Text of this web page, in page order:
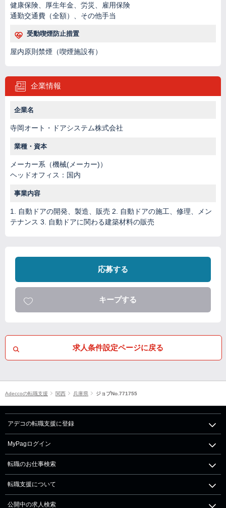
健康保険、厚生年金、労災、雇用保険
通勤交通費（全額）、その他手当
受動喫煙防止措置
屋内原則禁煙（喫煙施設有）
企業情報
企業名
寺岡オート・ドアシステム株式会社
業種・資本
メーカー系（機械(メーカー)）
ヘッドオフィス：国内
事業内容
1. 自動ドアの開発、製造、販売 2. 自動ドアの施工、修理、メン
テナンス 3. 自動ドアに関わる建築材料の販売
応募する
キープする
求人条件設定ページに戻る
Adeccoの転職支援 関西 兵庫県 ジョブNo.771755
アデコの転職支援に登録
MyPagログイン
転職のお仕事検索
転職支援について
公開中の求人検索